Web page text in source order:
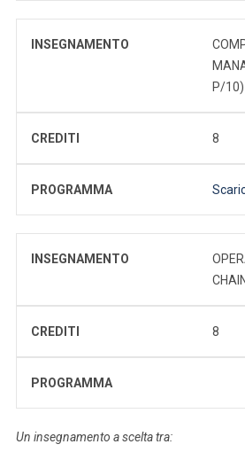
INSEGNAMENTO
P/10)
CREDITI 8
PROGRAMMA
INSEGNAMENTO
CREDITI 8
PROGRAMMA
Un insegnamento a scelta tra: